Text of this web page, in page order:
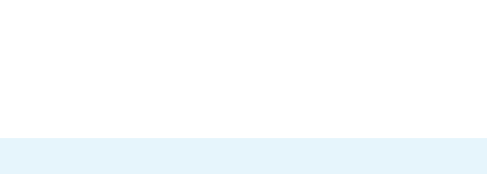
光電・レーザーセンサ アンプ内蔵